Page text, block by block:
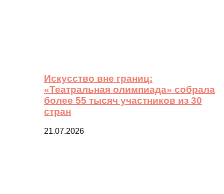
Искусство вне границ:
«Театральная олимпиада» собрала
более 55 тысяч участников из 30
стран
21.07.2026